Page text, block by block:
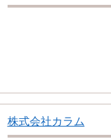
株式会社カラム